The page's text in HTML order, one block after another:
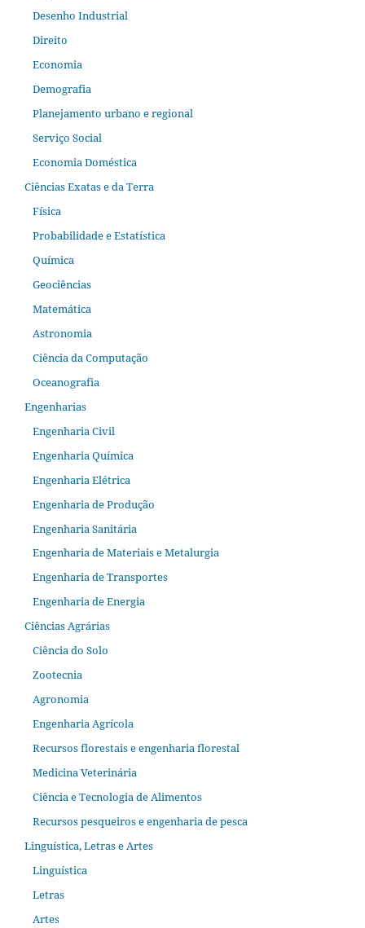
Desenho Industrial
Direito
Economia
Demografia
Planejamento urbano e regional
Serviço Social
Economia Doméstica
Ciências Exatas e da Terra
Física
Probabilidade e Estatística
Química
Geociências
Matemática
Astronomia
Ciência da Computação
Oceanografia
Engenharias
Engenharia Civil
Engenharia Química
Engenharia Elétrica
Engenharia de Produção
Engenharia Sanitária
Engenharia de Materiais e Metalurgia
Engenharia de Transportes
Engenharia de Energia
Ciências Agrárias
Ciência do Solo
Zootecnia
Agronomia
Engenharia Agrícola
Recursos florestais e engenharia florestal
Medicina Veterinária
Ciência e Tecnologia de Alimentos
Recursos pesqueiros e engenharia de pesca
Linguística, Letras e Artes
Linguística
Letras
Artes